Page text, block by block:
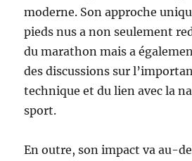
moderne. Son approche
pieds nus a non seulement
du marathon mais a
des discussions sur
technique et du lien avec la
sport.
En outre, son impact va au-